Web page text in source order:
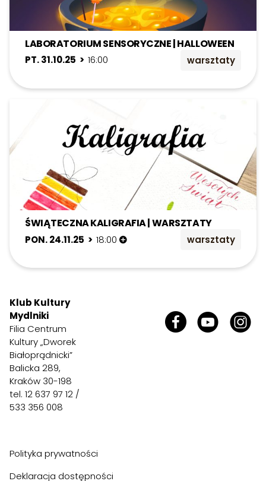
LABORATORIUM SENSORYCZNE | HALLOWEEN
PT. 31.10.25 > 16:00 warsztaty
ŚWIĄTECZNA KALIGRAFIA | WARSZTATY
PON. 24.11.25 > 18:00 warsztaty
Klub Kultury
Mydlniki
Filia Centrum
Kultury „Dworek
Białoprądnicki”
Balicka 289,
Kraków 30-198
tel. 12 637 97 12 /
533 356 008
Polityka prywatności
Deklaracja dostępności